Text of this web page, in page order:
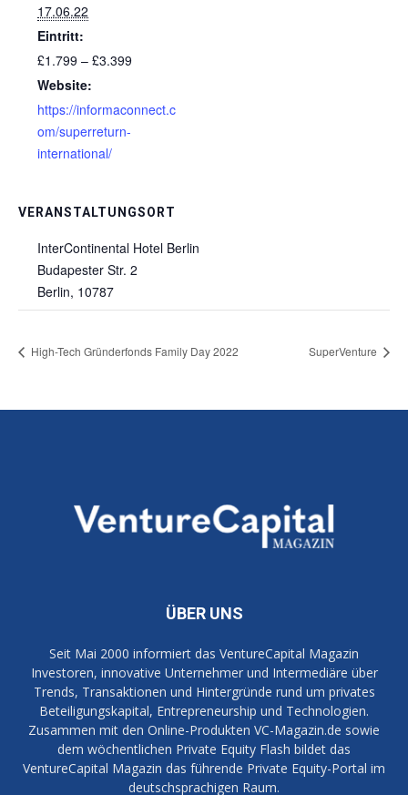
17.06.22
Eintritt:
£1.799 – £3.399
Website:
https://informaconnect.c
om/superreturn-
international/
VERANSTALTUNGSORT
InterContinental Hotel Berlin
Budapester Str. 2
Berlin, 10787
High-Tech Gründerfonds Family Day 2022 SuperVenture
ÜBER UNS
Seit Mai 2000 informiert das VentureCapital Magazin
Investoren, innovative Unternehmer und Intermediäre über
Trends, Transaktionen und Hintergründe rund um privates
Beteiligungskapital, Entrepreneurship und Technologien.
Zusammen mit den Online-Produkten VC-Magazin.de sowie
dem wöchentlichen Private Equity Flash bildet das
VentureCapital Magazin das führende Private Equity-Portal im
deutschsprachigen Raum.